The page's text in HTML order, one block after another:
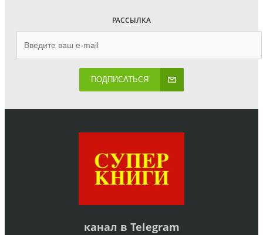
РАССЫЛКА
ПОДПИСАТЬСЯ
канал в Telegram